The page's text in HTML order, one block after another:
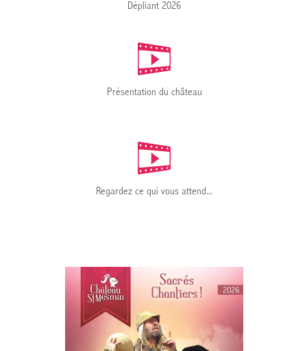
Dépliant 2026
Présentation du château
Regardez ce qui vous attend...